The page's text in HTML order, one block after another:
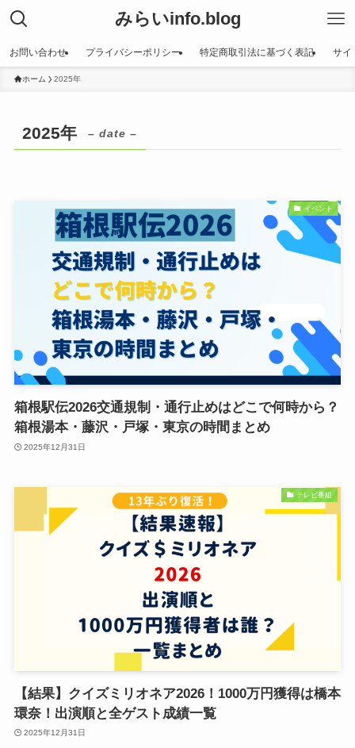
みらいinfo.blog
お問い合わせ プライバシーポリシー 特定商取引法に基づく表記 サイ
ホーム 2025年
2025年 – date –
イベント
箱根駅伝2026交通規制・通行止めはどこで何時から？
箱根湯本・藤沢・戸塚・東京の時間まとめ
2025年12月31日
テレビ番組
【結果】クイズミリオネア2026！1000万円獲得は橋本
環奈！出演順と全ゲスト成績一覧
2025年12月31日